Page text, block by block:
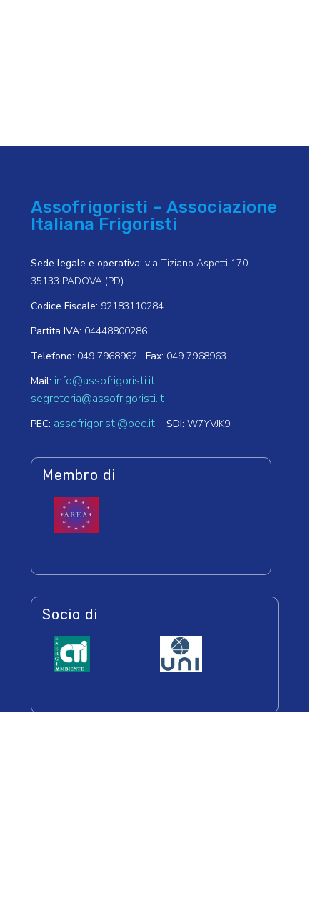
Assofrigoristi – Associazione
Italiana Frigoristi
Sede legale e operativa: via Tiziano Aspetti 170 –
35133 PADOVA (PD)
Codice Fiscale: 92183110284
Partita IVA: 04448800286
Telefono: 049 7968962 Fax: 049 7968963
Mail: info@assofrigoristi.it
segreteria@assofrigoristi.it
PEC: assofrigoristi@pec.it SDI: W7YVJK9
Membro di
Socio di